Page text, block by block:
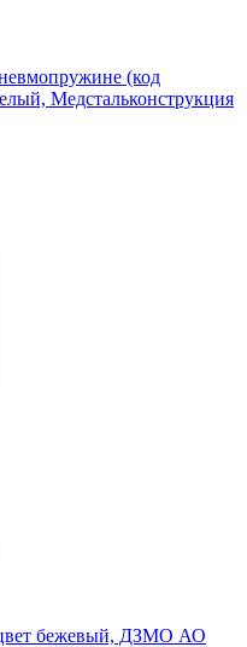
(код
Медстальконструкция
бежевый, ДЗМО АО